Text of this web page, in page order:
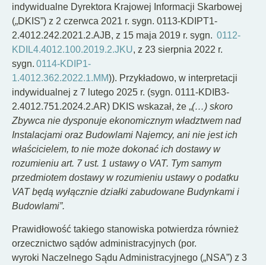
indywidualne Dyrektora Krajowej Informacji Skarbowej
(„DKIS”) z 2 czerwca 2021 r. sygn. 0113-KDIPT1-
2.4012.242.2021.2.AJB, z 15 maja 2019 r. sygn. 0112-
KDIL4.4012.100.2019.2.JKU, z 23 sierpnia 2022 r.
sygn. 0114-KDIP1-
1.4012.362.2022.1.MM)). Przykładowo, w interpretacji
indywidualnej z 7 lutego 2025 r. (sygn. 0111-KDIB3-
2.4012.751.2024.2.AR) DKIS wskazał, że „(…) skoro
Zbywca nie dysponuje ekonomicznym władztwem nad
Instalacjami oraz Budowlami Najemcy, ani nie jest ich
właścicielem, to nie może dokonać ich dostawy w
rozumieniu art. 7 ust. 1 ustawy o VAT. Tym samym
przedmiotem dostawy w rozumieniu ustawy o podatku
VAT będą wyłącznie działki zabudowane Budynkami i
Budowlami”.
Prawidłowość takiego stanowiska potwierdza również
orzecznictwo sądów administracyjnych (por.
wyroki Naczelnego Sądu Administracyjnego („NSA”) z 3